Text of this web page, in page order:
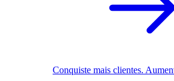
Conquiste mais clientes.